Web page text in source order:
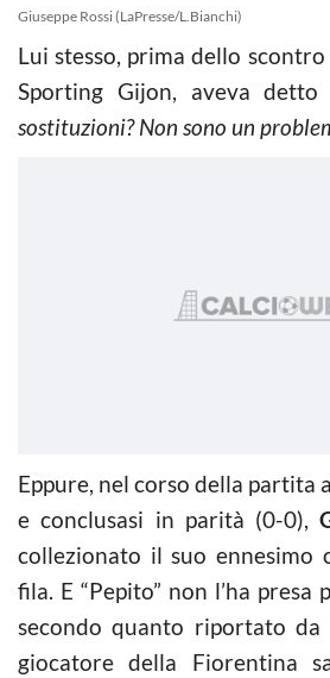
Giuseppe Rossi (LaPresse/L.Bianchi)
Lui stesso, prima dello
Sporting Gijon, aveva detto
sostituzioni? Non sono un
Eppure, nel corso della partita
e conclusasi in parità (0-0),
collezionato il suo ennesimo
fila. E “Pepito” non l’ha presa
secondo quanto riportato da
giocatore della Fiorentina